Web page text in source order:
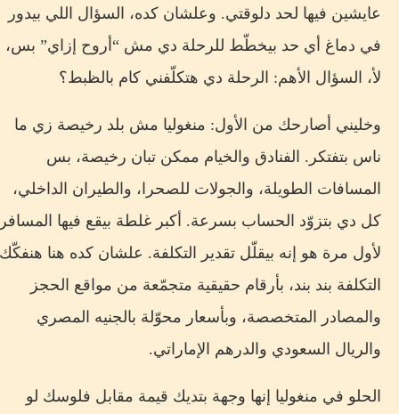
عايشين فيها لحد دلوقتي. وعلشان كده، السؤال اللي بيدور
في دماغ أي حد بيخطّط للرحلة دي مش “أروح إزاي” بس،
لأ، السؤال الأهم: الرحلة دي هتكلّفني كام بالظبط؟
وخليني أصارحك من الأول: منغوليا مش بلد رخيصة زي ما
ناس بتفتكر. الفنادق والخيام ممكن تبان رخيصة، بس
المسافات الطويلة، والجولات للصحرا، والطيران الداخلي،
كل دي بتزوّد الحساب بسرعة. أكبر غلطة بيقع فيها المسافر
لأول مرة هو إنه بيقلّل تقدير التكلفة. علشان كده هنا هنفكّك
التكلفة بند بند، بأرقام حقيقية متجمّعة من مواقع الحجز
والمصادر المتخصصة، وبأسعار محوّلة بالجنيه المصري
والريال السعودي والدرهم الإماراتي.
الحلو في منغوليا إنها وجهة بتديك قيمة مقابل فلوسك لو